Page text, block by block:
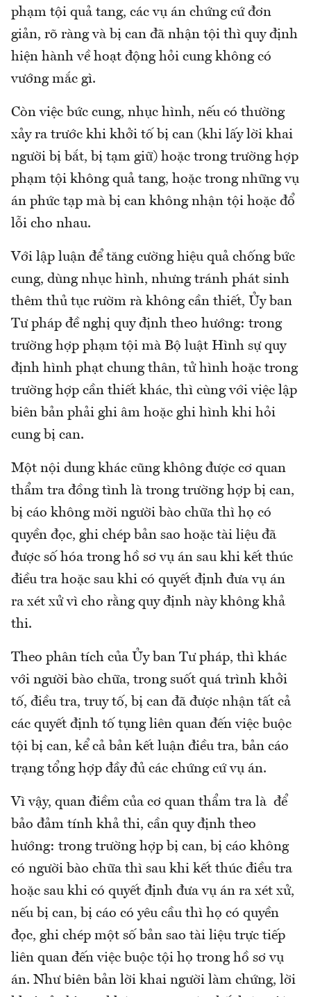
phạm tội quả tang, các vụ án chứng cứ đơn
giản, rõ ràng và bị can đã nhận tội thì quy định
hiện hành về hoạt động hỏi cung không có
vướng mắc gì.
Còn việc bức cung, nhục hình, nếu có thường
xảy ra trước khi khởi tố bị can (khi lấy lời khai
người bị bắt, bị tạm giữ) hoặc trong trường hợp
phạm tội không quả tang, hoặc trong những vụ
án phức tạp mà bị can không nhận tội hoặc đổ
lỗi cho nhau.
Với lập luận để tăng cường hiệu quả chống bức
cung, dùng nhục hình, nhưng tránh phát sinh
thêm thủ tục rườm rà không cần thiết, Ủy ban
Tư pháp đề nghị quy định theo hướng: trong
trường hợp phạm tội mà Bộ luật Hình sự quy
định hình phạt chung thân, tử hình hoặc trong
trường hợp cần thiết khác, thì cùng với việc lập
biên bản phải ghi âm hoặc ghi hình khi hỏi
cung bị can.
Một nội dung khác cũng không được cơ quan
thẩm tra đồng tình là trong trường hợp bị can,
bị cáo không mời người bào chữa thì họ có
quyền đọc, ghi chép bản sao hoặc tài liệu đã
được số hóa trong hồ sơ vụ án sau khi kết thúc
điều tra hoặc sau khi có quyết định đưa vụ án
ra xét xử vì cho rằng quy định này không khả
thi.
Theo phân tích của Ủy ban Tư pháp, thì khác
với người bào chữa, trong suốt quá trình khởi
tố, điều tra, truy tố, bị can đã được nhận tất cả
các quyết định tố tụng liên quan đến việc buộc
tội bị can, kể cả bản kết luận điều tra, bản cáo
trạng tổng hợp đầy đủ các chứng cứ vụ án.
Vì vậy, quan điềm của cơ quan thẩm tra là để
bảo đảm tính khả thi, cần quy định theo
hướng: trong trường hợp bị can, bị cáo không
có người bào chữa thì sau khi kết thúc điều tra
hoặc sau khi có quyết định đưa vụ án ra xét xử,
nếu bị can, bị cáo có yêu cầu thì họ có quyền
đọc, ghi chép một số bản sao tài liệu trực tiếp
liên quan đến việc buộc tội họ trong hồ sơ vụ
án. Như biên bản lời khai người làm chứng, lời